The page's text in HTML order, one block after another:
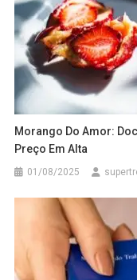
Morango Do Amor:
Preço Em Alta
01/08/2025